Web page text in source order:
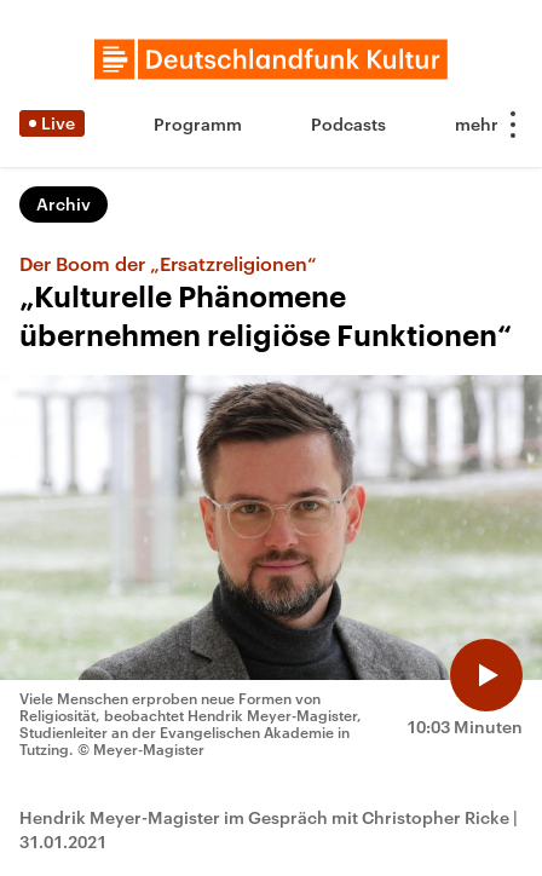
Live Programm Podcasts
Archiv
Der Boom der „Ersatzreligionen“
„Kulturelle Phänomene
übernehmen religiöse Funktionen“
10:03 Minuten
Viele Menschen erproben neue Formen von
Religiosität, beobachtet Hendrik Meyer-Magister,
Studienleiter an der Evangelischen Akademie in
Tutzing. © Meyer-Magister
Hendrik Meyer-Magister im Gespräch mit Christopher Ricke |
31.01.2021